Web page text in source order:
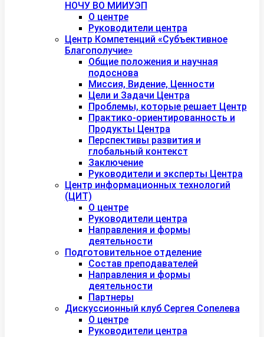
НОЧУ ВО МИИУЭП
О центре
Руководители центра
Центр Компетенций «Субъективное
Благополучие»
Общие положения и научная
подоснова
Миссия, Видение, Ценности
Цели и Задачи Центра
Проблемы, которые решает Центр
Практико-ориентированность и
Продукты Центра
Перспективы развития и
глобальный контекст
Заключение
Руководители и эксперты Центра
Центр информационных технологий
(ЦИТ)
О центре
Руководители центра
Направления и формы
деятельности
Подготовительное отделение
Состав преподавателей
Направления и формы
деятельности
Партнеры
Дискуссионный клуб Сергея Сопелева
О центре
Руководители центра